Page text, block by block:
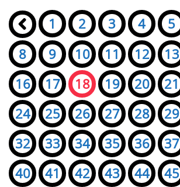
Seiten:
« 1 2 3 4 5
8
9 10 11 12 13
16
17 18 19 20 21
24
25 26 27 28 29
32
33 34 35 36 37
40
41 42 43 44 45